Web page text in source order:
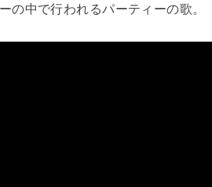
の中で行われるパーティーの歌。